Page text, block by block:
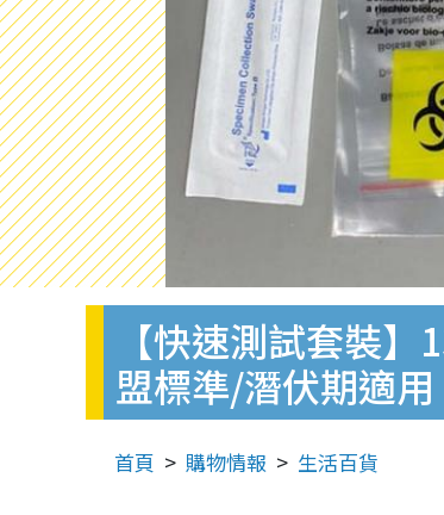
【快速測試套裝
盟標準/潛伏期適用
首頁 購物情報 生活百貨